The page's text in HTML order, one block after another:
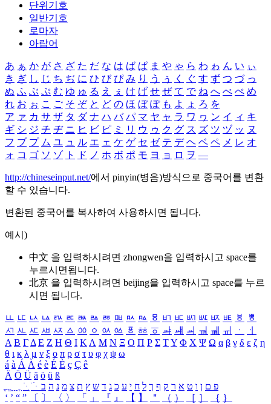
단위기호
일반기호
로마자
아랍어
あ ぁ か が さ ざ た だ な は ば ぱ ま や ゃ ら わ ゎ ん い ぃ
き ぎ し じ ち ぢ に ひ び ぴ み り う ぅ く ぐ す ず つ づ っ
ぬ ふ ぶ ぷ む ゆ ゅ る え ぇ け げ せ ぜ て で ね へ べ ぺ め
れ お ぉ こ ご そ ぞ と ど の ほ ぼ ぽ も よ ょ ろ を
ア ァ カ サ ザ タ ダ ナ ハ バ パ マ ヤ ャ ラ ワ ヮ ン イ ィ キ
ギ シ ジ チ ヂ ニ ヒ ビ ピ ミ リ ウ ゥ ク グ ス ズ ツ ヅ ッ ヌ
フ ブ プ ム ユ ュ ル エ ェ ケ ゲ セ ゼ テ デ ヘ ベ ペ メ レ オ
ォ コ ゴ ソ ゾ ト ド ノ ホ ボ ポ モ ヨ ョ ロ ヲ ―
http://chineseinput.net/에서 pinyin(병음)방식으로 중국어를 변환
할 수 있습니다.
변환된 중국어를 복사하여 사용하시면 됩니다.
예시)
中文 을 입력하시려면 zhongwen을 입력하시고 space를
누르시면됩니다.
北京 을 입력하시려면 beijing을 입력하시고 space를 누르
시면 됩니다.
ㅥ ㅦ ㅧ ㅨ ㅩ ㅪ ㅫ ㅬ ㅭ ㅮ ㅯ ㅰ ㅱ ㅲ ㅳ ㅴ ㅵ ㅶ ㅷ ㅸ
ㅹ
ㅺ ㅻ ㅼ ㅽ ㅾ ㅿ ㆀ ㆁ ㆂ ㆃ ㆄ ㆅ ㆆ ㆇ ㆈ ㆉ ㆊ ㆋ ㆌ ㆍ
ㆎ
Α Β ΓΔ Ε Ζ Η Θ Ι ΚΛ Μ Ν Ξ Ο Π Ρ Σ ΤΥ Φ Χ Ψ Ω α β γ δ ε ζ η
θ ι κ λ μ ν ξ ο π ρ σ τ υ φ χ ψ ω
á à Á À é è É È ç Ç ê
Ä Ö Ü ä ö ü ß
ִֶֹ ֻּ ׁׂ פ ם ן ו ט א ר ק ף ך ל ח י ע כ ג ד ש ץ ת צ מ נ ה ב
‘ ’ “ ” 〔 〕 〈 〉 「 」 『 』 【 】 ＂ （ ） ［ ］ ｛ ｝